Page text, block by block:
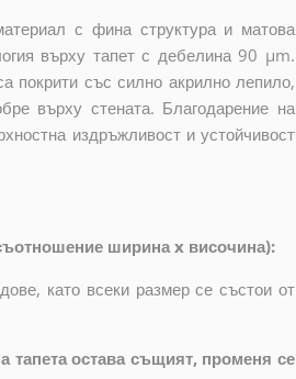
с фина структура и матова
върху тапет с дебелина 90 µm.
покрити със силно акрилно лепило,
върху стената. Благодарение на
издръжливост и устойчивост
ширина x височина):
като всеки размер се състои от
тапета остава същият, променя се